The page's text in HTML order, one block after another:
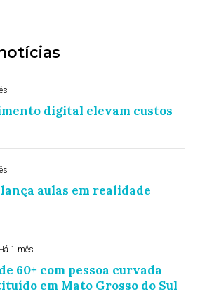
digital elevam custos
aulas em realidade
1 mês
60+ com pessoa curvada
em Mato Grosso do Sul